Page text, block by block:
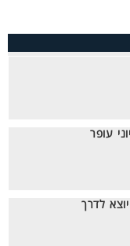
עופר
לדרך